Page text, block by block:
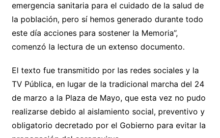
emergencia sanitaria para el cuidado de la salud de
la población, pero sí hemos generado durante todo
este día acciones para sostener la Memoria”,
comenzó la lectura de un extenso documento.
El texto fue transmitido por las redes sociales y la
TV Pública, en lugar de la tradicional marcha del 24
de marzo a la Plaza de Mayo, que esta vez no pudo
realizarse debido al aislamiento social, preventivo y
obligatorio decretado por el Gobierno para evitar la